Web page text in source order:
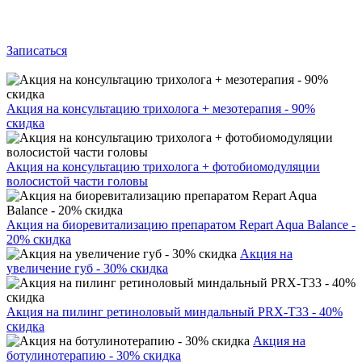
Записаться
Акция на консультацию трихолога + мезотерапия - 90%
скидка
Акция на консультацию трихолога + фотобиомодуляции
волосистой части головы
Акция на биоревитализацию препаратом Repart Aqua Balance -
20% скидка
Акция на
увеличение губ - 30% скидка
Акция на пилинг ретиноловый миндальный PRX-T33 - 40%
скидка
Акция на
ботулинотерапию - 30% скидка